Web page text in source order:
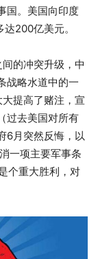
国。美国向印度
200亿美元。
的冲突升级，中
战略水道中的一
提高了赌注，宣
过去美国对所有
6月突然反悔，以
一项主要军事条
个重大胜利，对